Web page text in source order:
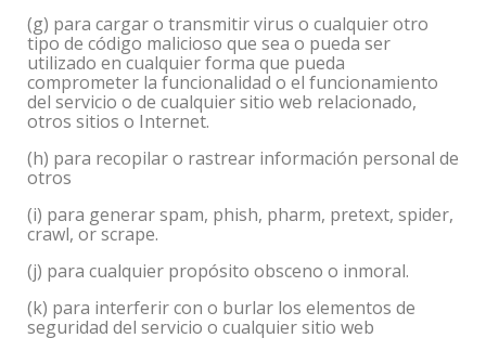
(g) para cargar o transmitir virus o cualquier otro
tipo de código malicioso que sea o pueda ser
utilizado en cualquier forma que pueda
comprometer la funcionalidad o el funcionamiento
del servicio o de cualquier sitio web relacionado,
otros sitios o Internet.
(h) para recopilar o rastrear información personal de
otros
(i) para generar spam, phish, pharm, pretext, spider,
crawl, or scrape.
(j) para cualquier propósito obsceno o inmoral.
(k) para interferir con o burlar los elementos de
seguridad del servicio o cualquier sitio web